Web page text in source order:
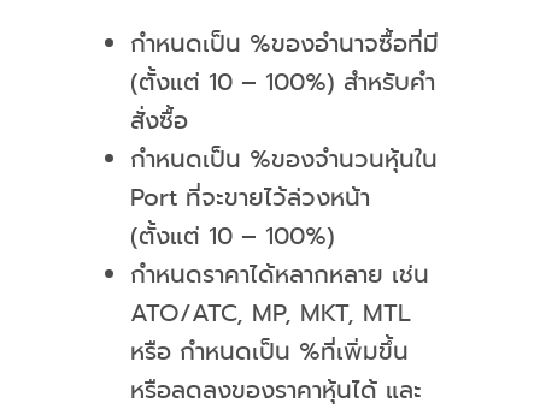
กำหนดเป็น %ของอำนาจซื้อที่มี
(ตั้งแต่ 10 – 100%) สำหรับคำ
สั่งซื้อ
กำหนดเป็น %ของจำนวนหุ้นใน
Port ที่จะขายไว้ล่วงหน้า
(ตั้งแต่ 10 – 100%)
กำหนดราคาได้หลากหลาย เช่น
ATO/ATC, MP, MKT, MTL
หรือ กำหนดเป็น %ที่เพิ่มขึ้น
หรือลดลงของราคาหุ้นได้ และ